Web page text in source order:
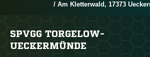
/ Am Kletterwald, 17373
SPVGG TORGELOW-
UECKERMÜNDE